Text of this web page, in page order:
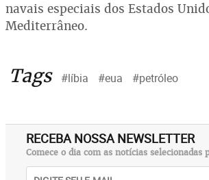
navais especiais dos Estados
Mediterrâneo.
Tags #líbia #eua #petróleo
RECEBA NOSSA NEWSLETTER
Comece o dia com as notícias selecionadas